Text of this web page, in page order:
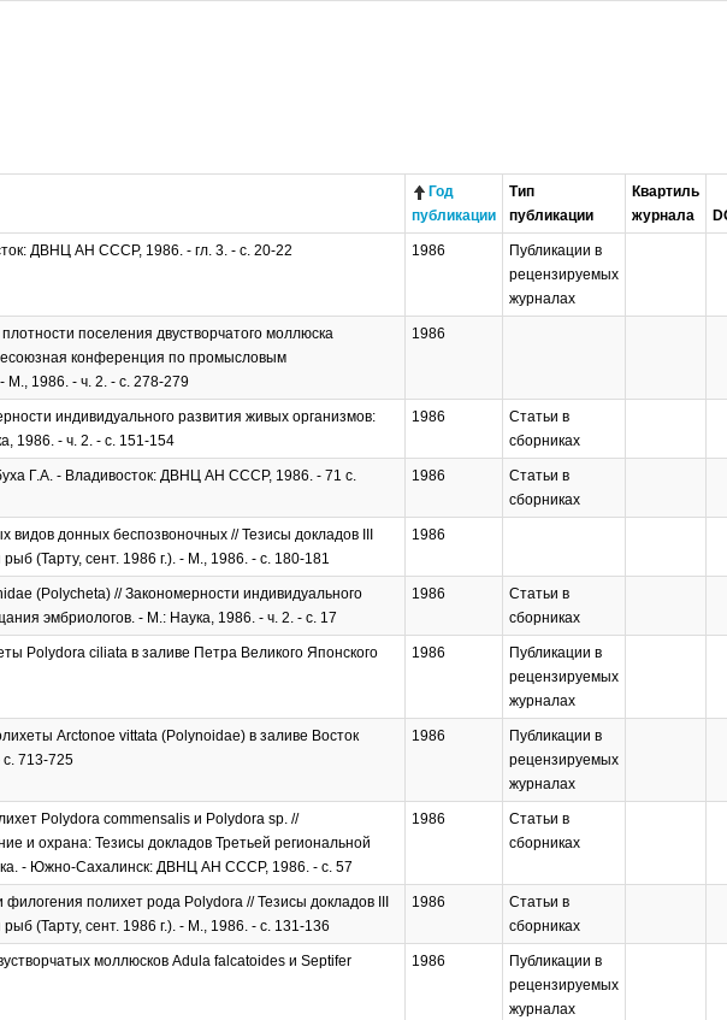
Год
публикации
Тип
публикации
Квартиль
журнала
ДВНЦ АН СССР, 1986. - гл. 3. - с. 20-22 1986
Публикации в
рецензируемых
журналах
поселения двустворчатого моллюска
конференция по промысловым
М., 1986. - ч. 2. - с. 278-279
1986
индивидуального развития живых организмов:
1986. - ч. 2. - с. 151-154
1986
Статьи в
сборниках
Г.А. - Владивосток: ДВНЦ АН СССР, 1986. - 71 с. 1986
Статьи в
сборниках
видов донных беспозвоночных // Тезисы докладов III
(Тарту, сент. 1986 г.). - М., 1986. - с. 180-181
1986
(Polycheta) // Закономерности индивидуального
эмбриологов. - М.: Наука, 1986. - ч. 2. - с. 17
1986
Статьи в
сборниках
Polydora ciliata в заливе Петра Великого Японского
1986
Публикации в
рецензируемых
журналах
Arctonoe vittata (Polynoidae) в заливе Восток
с. 713-725
1986
Публикации в
рецензируемых
журналах
Polydora commensalis и Polydora sp. //
и охрана: Тезисы докладов Третьей региональной
- Южно-Сахалинск: ДВНЦ АН СССР, 1986. - с. 57
1986
Статьи в
сборниках
полихет рода Polydora // Тезисы докладов III
(Тарту, сент. 1986 г.). - М., 1986. - с. 131-136
1986
Статьи в
сборниках
моллюсков Adula falcatoides и Septifer
1986
Публикации в
рецензируемых
журналах